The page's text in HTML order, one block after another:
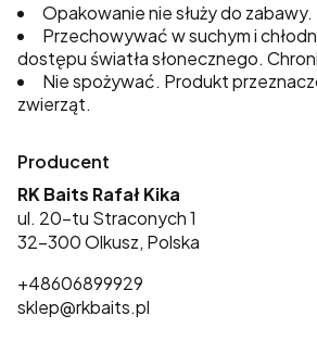
Opakowanie nie służy do zabawy.
Przechowywać w suchym i
dostępu światła słonecznego.
Nie spożywać. Produkt
zwierząt.
Producent
RK Baits Rafał Kika
ul. 20-tu Straconych 1
32-300 Olkusz, Polska
+48606899929
sklep@rkbaits.pl